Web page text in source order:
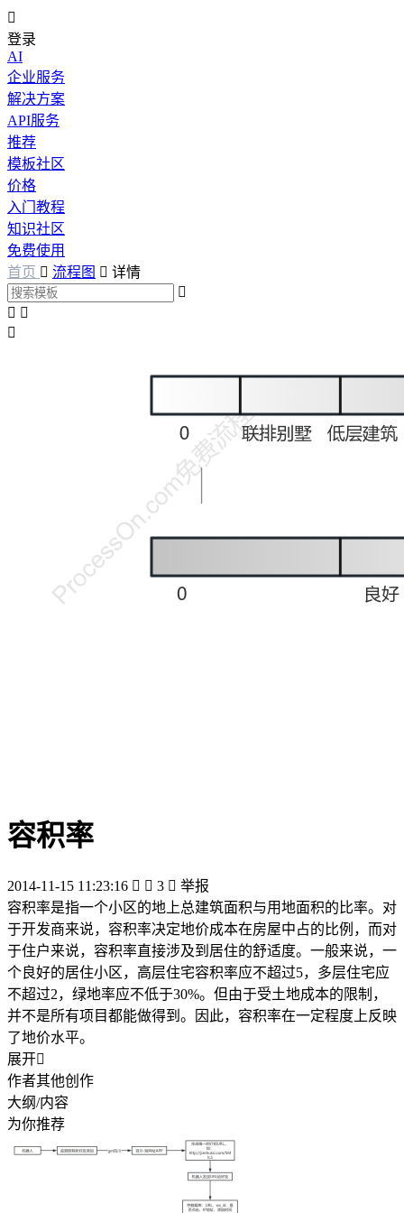

登录
AI
企业服务
解决方案
API服务
推荐
模板社区
价格
入门教程
知识社区
免费使用
首页  流程图  详情

 

容积率
2014-11-15 11:23:16   3  举报
容积率是指一个小区的地上总建筑面积与用地面积的比率。对
于开发商来说，容积率决定地价成本在房屋中占的比例，而对
于住户来说，容积率直接涉及到居住的舒适度。一般来说，一
个良好的居住小区，高层住宅容积率应不超过5，多层住宅应
不超过2，绿地率应不低于30%。但由于受土地成本的限制，
并不是所有项目都能做得到。因此，容积率在一定程度上反映
了地价水平。
展开
作者其他创作
大纲/内容
为你推荐